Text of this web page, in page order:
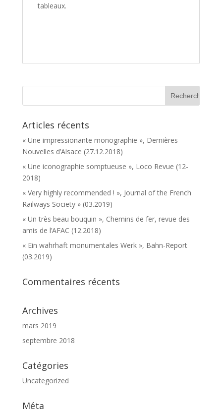
tableaux.
Articles récents
« Une impressionante monographie », Dernières
Nouvelles d’Alsace (27.12.2018)
« Une iconographie somptueuse », Loco Revue (12-
2018)
« Very highly recommended ! », Journal of the French
Railways Society » (03.2019)
« Un très beau bouquin », Chemins de fer, revue des
amis de l’AFAC (12.2018)
« Ein wahrhaft monumentales Werk », Bahn-Report
(03.2019)
Commentaires récents
Archives
mars 2019
septembre 2018
Catégories
Uncategorized
Méta